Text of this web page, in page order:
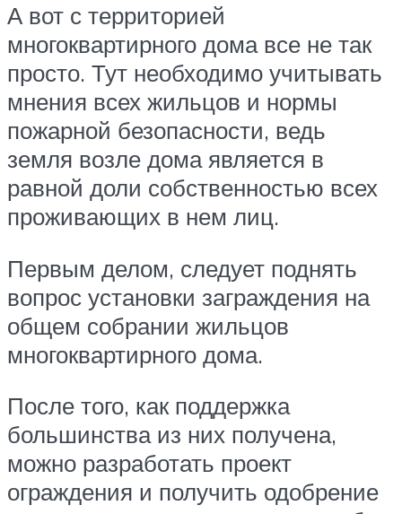
А вот с территорией
многоквартирного дома все не так
просто. Тут необходимо учитывать
мнения всех жильцов и нормы
пожарной безопасности, ведь
земля возле дома является в
равной доли собственностью всех
проживающих в нем лиц.
Первым делом, следует поднять
вопрос установки заграждения на
общем собрании жильцов
многоквартирного дома.
После того, как поддержка
большинства из них получена,
можно разработать проект
ограждения и получить одобрение